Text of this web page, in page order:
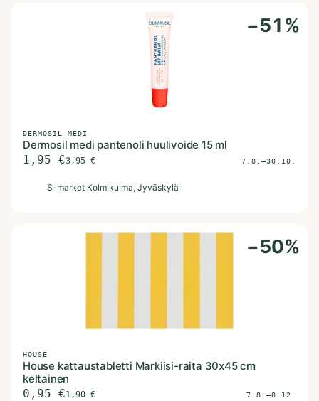
−51 %
DERMOSIL MEDI
Dermosil medi pantenoli huulivoide 15 ml
1,95 €3,95€ 7.8.–30.10.
S-market Kolmikulma, Jyväskylä
−50%
HOUSE
House kattaustabletti Markiisi-raita 30x45 cm
keltainen
0,95 €1,90€ 7.8.–8.12.